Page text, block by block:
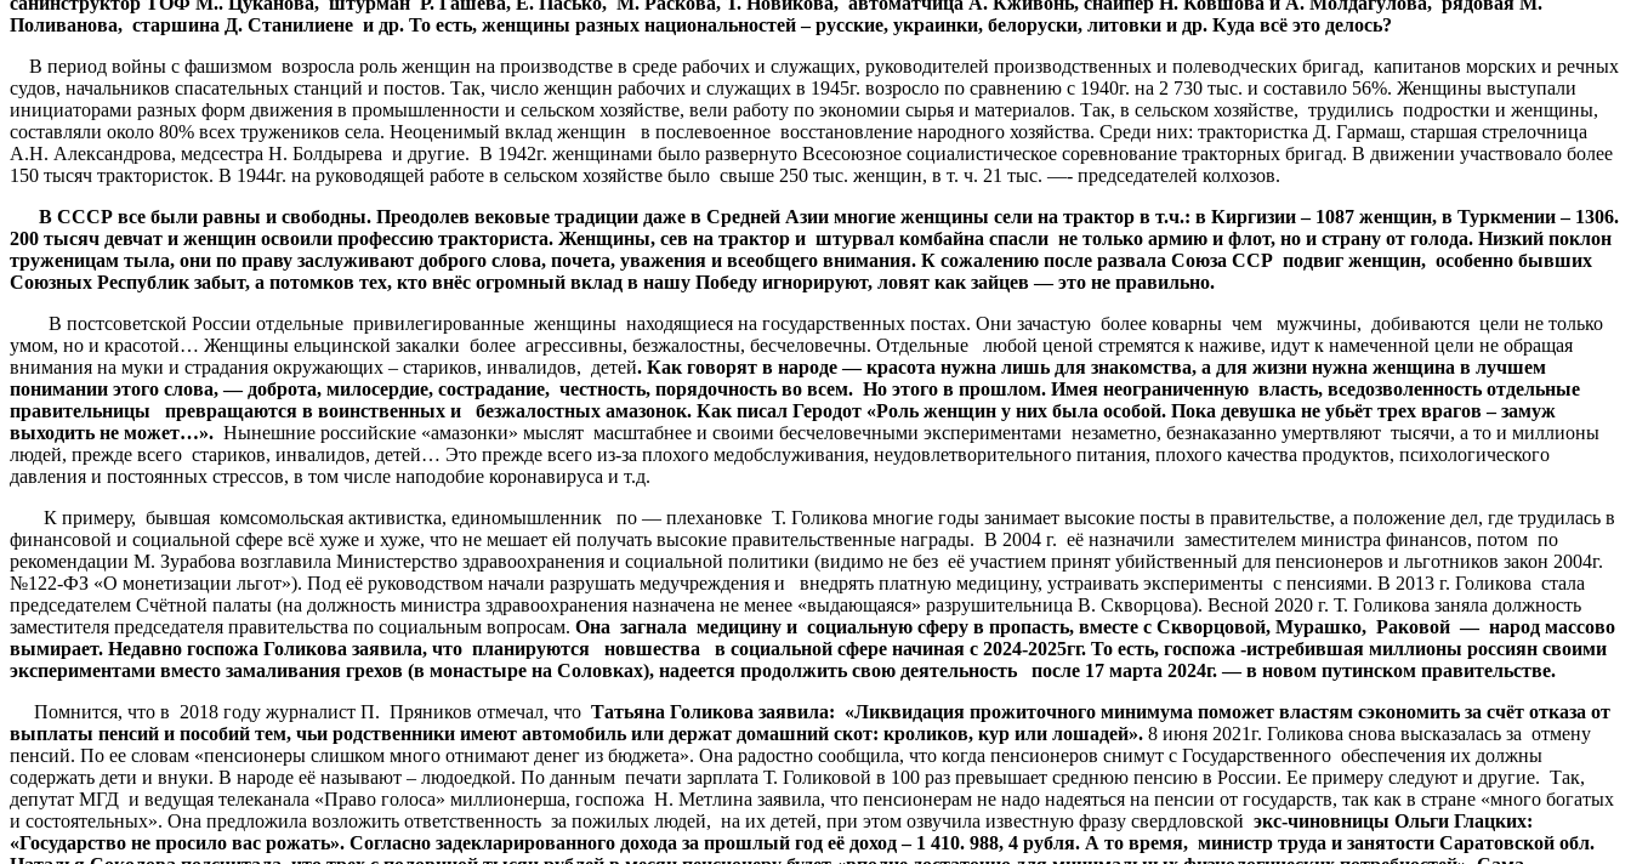
Поливанова, старшина Д. Станилиене и др. То есть, женщины разных национальностей – русские, украинки, белоруски, литовки и др. Куда всё это делось?
В период войны с фашизмом возросла роль женщин на производстве в среде рабочих и служащих, руководителей производственных и полеводческих бригад, капитанов морских и речных
судов, начальников спасательных станций и постов. Так, число женщин рабочих и служащих в 1945г. возросло по сравнению с 1940г. на 2 730 тыс. и составило 56%. Женщины выступали
инициаторами разных форм движения в промышленности и сельском хозяйстве, вели работу по экономии сырья и материалов. Так, в сельском хозяйстве, трудились подростки и женщины,
составляли около 80% всех тружеников села. Неоценимый вклад женщин в послевоенное восстановление народного хозяйства. Среди них: трактористка Д. Гармаш, старшая стрелочница
А.Н. Александрова, медсестра Н. Болдырева и другие. В 1942г. женщинами было развернуто Всесоюзное социалистическое соревнование тракторных бригад. В движении участвовало более
150 тысяч трактористок. В 1944г. на руководящей работе в сельском хозяйстве было свыше 250 тыс. женщин, в т. ч. 21 тыс. —- председателей колхозов.
В СССР все были равны и свободны. Преодолев вековые традиции даже в Средней Азии многие женщины сели на трактор в т.ч.: в Киргизии – 1087 женщин, в Туркмении – 1306.
200 тысяч девчат и женщин освоили профессию тракториста. Женщины, сев на трактор и штурвал комбайна спасли не только армию и флот, но и страну от голода. Низкий поклон
труженицам тыла, они по праву заслуживают доброго слова, почета, уважения и всеобщего внимания. К сожалению после развала Союза ССР подвиг женщин, особенно бывших
Союзных Республик забыт, а потомков тех, кто внёс огромный вклад в нашу Победу игнорируют, ловят как зайцев — это не правильно.
В постсоветской России отдельные привилегированные женщины находящиеся на государственных постах. Они зачастую более коварны чем мужчины, добиваются цели не только
умом, но и красотой… Женщины ельцинской закалки более агрессивны, безжалостны, бесчеловечны. Отдельные любой ценой стремятся к наживе, идут к намеченной цели не обращая
внимания на муки и страдания окружающих – стариков, инвалидов, детей. Как говорят в народе — красота нужна лишь для знакомства, а для жизни нужна женщина в лучшем
понимании этого слова, — доброта, милосердие, сострадание, честность, порядочность во всем. Но этого в прошлом. Имея неограниченную власть, вседозволенность отдельные
правительницы превращаются в воинственных и безжалостных амазонок. Как писал Геродот «Роль женщин у них была особой. Пока девушка не убьёт трех врагов – замуж
выходить не может…». Нынешние российские «амазонки» мыслят масштабнее и своими бесчеловечными экспериментами незаметно, безнаказанно умертвляют тысячи, а то и миллионы
людей, прежде всего стариков, инвалидов, детей… Это прежде всего из-за плохого медобслуживания, неудовлетворительного питания, плохого качества продуктов, психологического
давления и постоянных стрессов, в том числе наподобие коронавируса и т.д.
К примеру, бывшая комсомольская активистка, единомышленник по — плехановке Т. Голикова многие годы занимает высокие посты в правительстве, а положение дел, где трудилась в
финансовой и социальной сфере всё хуже и хуже, что не мешает ей получать высокие правительственные награды. В 2004 г. её назначили заместителем министра финансов, потом по
рекомендации М. Зурабова возглавила Министерство здравоохранения и социальной политики (видимо не без её участием принят убийственный для пенсионеров и льготников закон 2004г.
№122-ФЗ «О монетизации льгот»). Под её руководством начали разрушать медучреждения и внедрять платную медицину, устраивать эксперименты с пенсиями. В 2013 г. Голикова стала
председателем Счётной палаты (на должность министра здравоохранения назначена не менее «выдающаяся» разрушительница В. Скворцова). Весной 2020 г. Т. Голикова заняла должность
заместителя председателя правительства по социальным вопросам. Она загнала медицину и социальную сферу в пропасть, вместе с Скворцовой, Мурашко, Раковой — народ массово
вымирает. Недавно госпожа Голикова заявила, что планируются новшества в социальной сфере начиная с 2024-2025гг. То есть, госпожа -истребившая миллионы россиян своими
экспериментами вместо замаливания грехов (в монастыре на Соловках), надеется продолжить свою деятельность после 17 марта 2024г. — в новом путинском правительстве.
Помнится, что в 2018 году журналист П. Пряников отмечал, что Татьяна Голикова заявила: «Ликвидация прожиточного минимума поможет властям сэкономить за счёт отказа от
выплаты пенсий и пособий тем, чьи родственники имеют автомобиль или держат домашний скот: кроликов, кур или лошадей». 8 июня 2021г. Голикова снова высказалась за отмену
пенсий. По ее словам «пенсионеры слишком много отнимают денег из бюджета». Она радостно сообщила, что когда пенсионеров снимут с Государственного обеспечения их должны
содержать дети и внуки. В народе её называют – людоедкой. По данным печати зарплата Т. Голиковой в 100 раз превышает среднюю пенсию в России. Ее примеру следуют и другие. Так,
депутат МГД и ведущая телеканала «Право голоса» миллионерша, госпожа Н. Метлина заявила, что пенсионерам не надо надеяться на пенсии от государств, так как в стране «много богатых
и состоятельных». Она предложила возложить ответственность за пожилых людей, на их детей, при этом озвучила известную фразу свердловской экс-чиновницы Ольги Глацких:
«Государство не просило вас рожать». Согласно задекларированного дохода за прошлый год её доход – 1 410. 988, 4 рубля. А то время, министр труда и занятости Саратовской обл.